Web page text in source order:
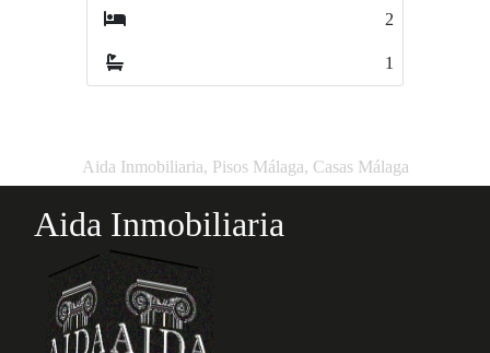
Aida Inmobiliaria, Pisos Málaga, Casas Málaga
Aida Inmobiliaria